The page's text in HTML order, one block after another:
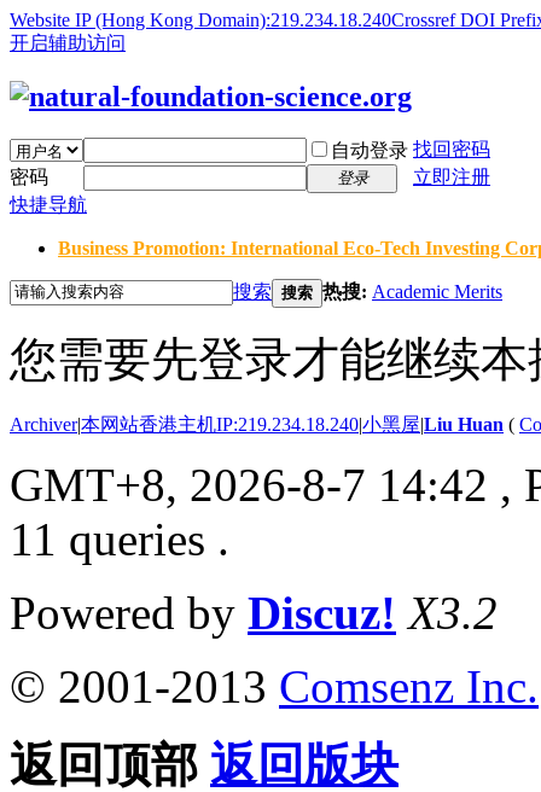
Website IP (Hong Kong Domain):219.234.18.240Crossref DOI
开启辅助访问
自动登录 找回密码
密码
登录
立即注册
快捷导航
Business Promotion: International Eco-Tech Investing
搜索 搜索 热搜: Academic Merits
您需要先登录才能继续本
Archiver|本网站香港主机IP:219.234.18.240|小黑屋|Liu Huan (
GMT+8, 2026-8-7 14:42 ,
11 queries .
Powered by Discuz! X3.2
© 2001-2013 Comsenz Inc.
返回顶部 返回版块